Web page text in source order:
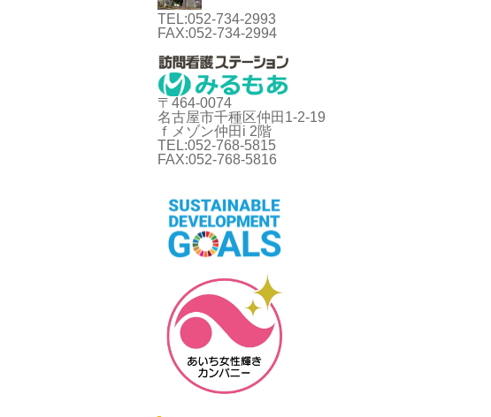
TEL:052-734-2993
FAX:052-734-2994
〒464-0074
名古屋市千種区仲田1-2-19
ｆメゾン仲田i 2階
TEL:052-768-5815
FAX:052-768-5816